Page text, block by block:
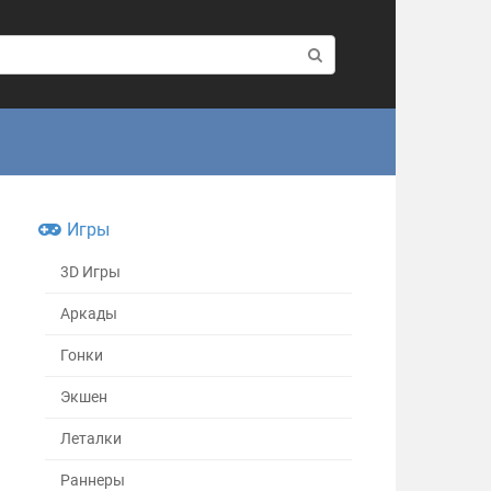
Игры
3D Игры
Аркады
Гонки
Экшен
Леталки
Раннеры